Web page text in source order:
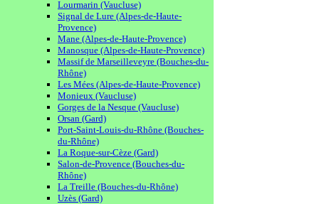
Lourmarin (Vaucluse)
Signal de Lure (Alpes-de-Haute-
Provence)
Mane (Alpes-de-Haute-Provence)
Manosque (Alpes-de-Haute-Provence)
Massif de Marseilleveyre (Bouches-du-
Rhône)
Les Mées (Alpes-de-Haute-Provence)
Monieux (Vaucluse)
Gorges de la Nesque (Vaucluse)
Orsan (Gard)
Port-Saint-Louis-du-Rhône (Bouches-
du-Rhône)
La Roque-sur-Cèze (Gard)
Salon-de-Provence (Bouches-du-
Rhône)
La Treille (Bouches-du-Rhône)
Uzès (Gard)